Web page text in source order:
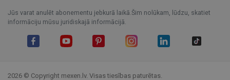
Jūs varat anulēt abonementu jebkurā laikā.Šim nolūkam, lūdzu, skatiet
informāciju mūsu juridiskajā informācijā.
2026 © Copyright mexen.lv. Visas tiesības paturētas.